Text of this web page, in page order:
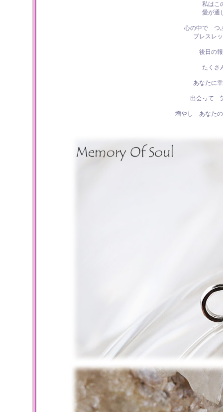
私はこ
愛が通
心の中で つ
ブレスレ
後日の
たくさ
あなたに
出会って
増やし あなたの